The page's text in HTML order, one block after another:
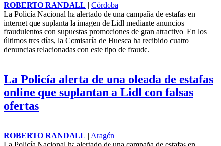
ROBERTO RANDALL | Córdoba
La Policía Nacional ha alertado de una campaña de estafas en
internet que suplanta la imagen de Lidl mediante anuncios
fraudulentos con supuestas promociones de gran atractivo. En los
últimos tres días, la Comisaría de Huesca ha recibido cuatro
denuncias relacionadas con este tipo de fraude.
La Policía alerta de una oleada de estafas
online que suplantan a Lidl con falsas
ofertas
ROBERTO RANDALL | Aragón
La Policía Nacional ha alertado de una campaña de estafas en